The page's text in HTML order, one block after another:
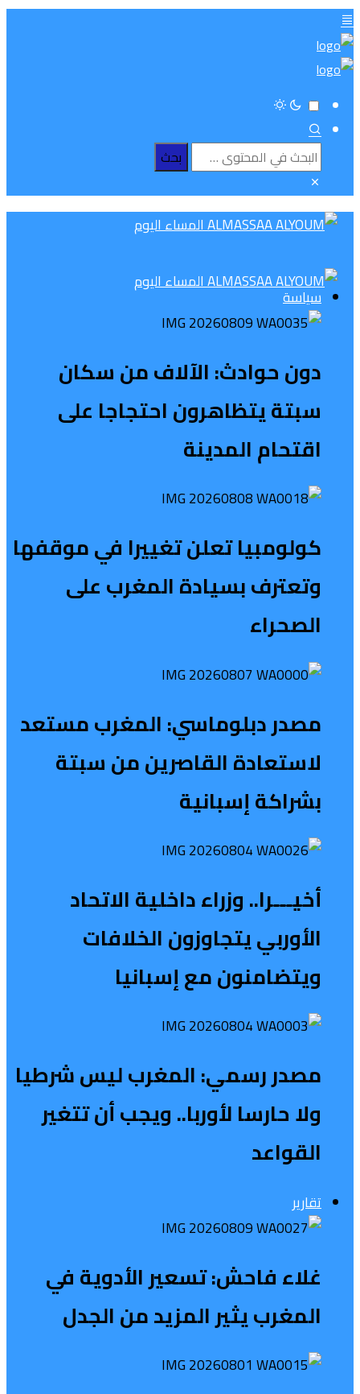
سياسة
دون حوادث: الآلاف من سكان
سبتة يتظاهرون احتجاجا على
اقتحام المدينة
كولومبيا تعلن تغييرا في موقفها
وتعترف بسيادة المغرب على
الصحراء
مصدر دبلوماسي: المغرب مستعد
لاستعادة القاصرين من سبتة
بشراكة إسبانية
أخيـــرا.. وزراء داخلية الاتحاد
الأوربي يتجاوزون الخلافات
ويتضامنون مع إسبانيا
مصدر رسمي: المغرب ليس شرطيا
ولا حارسا لأوربا.. ويجب أن تتغير
القواعد
تقارير
غلاء فاحش: تسعير الأدوية في
المغرب يثير المزيد من الجدل